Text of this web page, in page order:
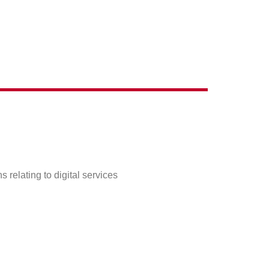
relating to digital services